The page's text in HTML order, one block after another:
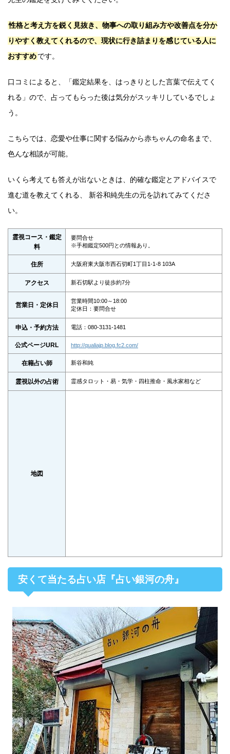
性格と考え方を鋭く見抜き、物事への取り組み方や改善点を分か
りやすく教えてくれるので、現状に行き詰まりを感じている人に
おすすめです。
口コミによると、「鑑定結果を、はっきりとした言葉で伝えてく
れる」ので、占ってもらった後は気分がスッキリしているでしょ
う。
こちらでは、恋愛や仕事に関する悩みから赤ちゃんの命名まで、
色んな相談が可能。
いくら考えても答えが出ないときは、的確な鑑定とアドバイスで
進む道を教えてくれる、 新谷和純先生の元を訪れてみてくださ
い。
霊視コース・鑑定
料
要問合せ
※手相鑑定500円との情報あり。
住所 大阪府東大阪市西石切町1丁目1-1-8 103A
アクセス 新石切駅より徒歩約7分
営業日・定休日
営業時間10:00～18:00
定休日：要問合せ
申込・予約方法 電話：080-3131-1481
公式ページURL http://qualiajp.blog.fc2.com/
在籍占い師 新谷和純
霊視以外の占術 霊感タロット・易・気学・四柱推命・風水家相など
地図
安くて当たる占い店『占い銀河の舟』